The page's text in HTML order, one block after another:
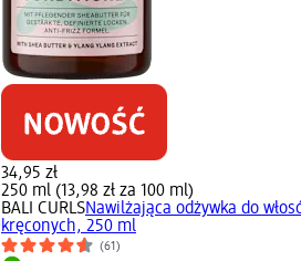
34,95 zł
250 ml (13,98 zł za 100 ml)
BALI CURLSNawilżająca odżywka do
kręconych, 250 ml
(61)